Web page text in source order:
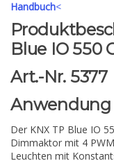
Handbuch<
Blue IO 550
Art.-Nr. 5377
Anwendung
Der KNX TP Blue IO
Dimmaktor mit 4
Leuchten mit